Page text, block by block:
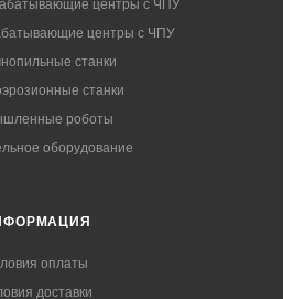
центры с ЧПУ
центры с ЧПУ
станки
станки
роботы
оборудование
оплаты
доставки